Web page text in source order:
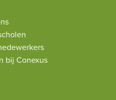
bij Conexus